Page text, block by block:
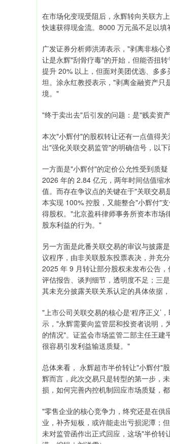
在市场化变现受阻后，永辉转向关联方
快速获得现金流。8000 万元虽不足以填
广发证券分析师洪涛表示，"剥离非核
让是永辉"刮骨疗毒"的开始，但能否扭
提升 20% 以上，但面对美团优选、多
坦。涂永红教授表示，"剥离金融资产只
境。"
"终于卖出去"后引发的问题：是"贱卖资
本次"小辉付"的股权转让还有一点值得
出"强化关联交易监管"的明确信号，以
一方面是"小辉付"的定价公允性受到质
2026 年的 2.84 亿元，两年时间估值缩
值。而存在争议点的关键在于"关联交
本实现 100% 控股，又能整合"小辉付"
得股权。"北京盈科律师事务所资本市
股东利益的行为。"
另一方面是此番关联交易的审议与披露
议程序，由非关联股东投票表决，并充
2025 年 9 月转让部分股权未发布公告
评估报告、谈判细节，透明度不足；三
其未充分披露关联关系认定的具体依据
"上市公司关联交易的核心是‘程序正义’
示，"永辉需要向监管层和投资者说明，
的情况"。证监会市场监管二部主任王建
很容易引发利益输送质疑。"
总体来看， 永辉超市半价转让"小辉付"
辉而言，此次交易只是转型的第一步，
损，如何完善内控机制回应市场质疑，
"零售企业的核心竞争力，终究还是在供
业，补齐短板，或许能走出亏损泥潭；
未对监管函作出正式回应，这场"半价